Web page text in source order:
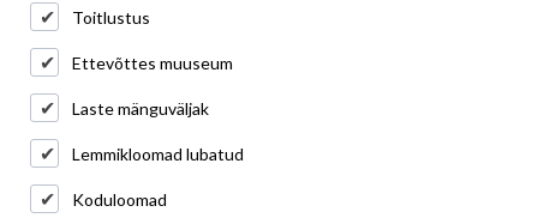
Toitlustus
Ettevõttes muuseum
Laste mänguväljak
Lemmikloomad lubatud
Koduloomad